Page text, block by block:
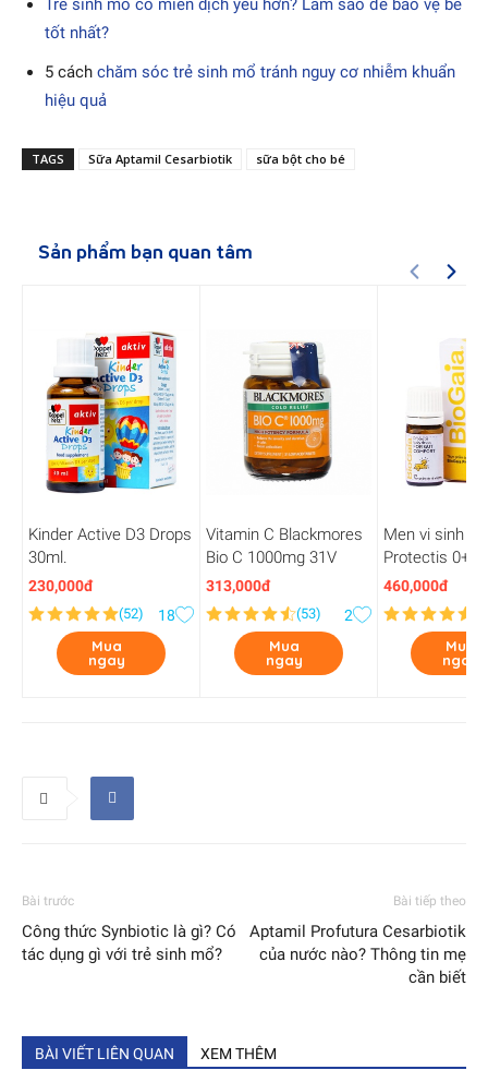
Trẻ sinh mổ có miễn dịch yếu hơn? Làm sao để bảo vệ bé
tốt nhất?
5 cách chăm sóc trẻ sinh mổ tránh nguy cơ nhiễm khuẩn
hiệu quả
TAGS Sữa Aptamil Cesarbiotik sữa bột cho bé
Sản phẩm bạn quan tâm
Kinder Active D3 Drops
30ml.
230,000đ
(52)
18
Mua
ngay
Vitamin C Blackmores
Bio C 1000mg 31V
313,000đ
(53)
2
Mua
ngay
Men vi sinh
Protectis 0+ (
460,000đ
Mua
ngay
Bài trước
Công thức Synbiotic là gì? Có
tác dụng gì với trẻ sinh mổ?
Bài tiếp theo
Aptamil Profutura Cesarbiotik
của nước nào? Thông tin mẹ
cần biết
BÀI VIẾT LIÊN QUAN XEM THÊM